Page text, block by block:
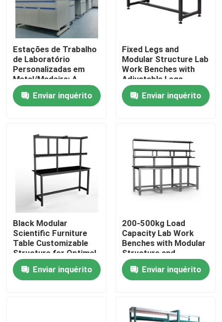
Casa
Produtos
Show de RV
Fábrica
Controle de Qualidade
Fale Conosco
Pedir um orçamento
Capa das emanações do laboratório
Estações de Trabalho
de Laboratório
Personalizadas em
Metal/Madeira: A
Solução Perfeita para
as Necessidades do
Seu Espaço de
Enviar inquérito
Fixed Legs and
Modular Structure Lab
Work Benches with
Adjustable Legs
Enviar inquérito
Black Modular
Scientific Furniture
Table Customizable
Structure for Optimal
Functionality and
Space Utilization
Enviar inquérito
200-500kg Load
Capacity Lab Work
Benches with Modular
Structure and
Optional Accessories
Enviar inquérito